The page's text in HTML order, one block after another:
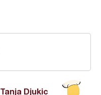
Tanja Djukic